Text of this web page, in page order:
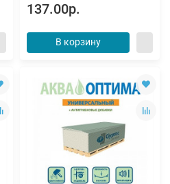
137.00р.
В корзину